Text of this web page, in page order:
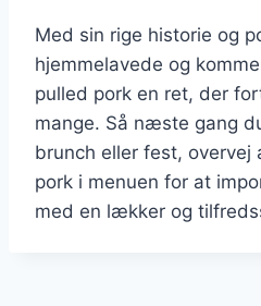
Med sin rige historie og
hjemmelavede og
pulled pork en ret, der
mange. Så næste gang
brunch eller fest, overvej
pork i menuen for at
med en lækker og